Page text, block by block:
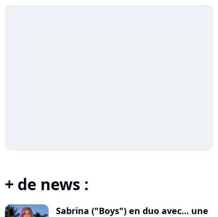
+ de news :
Sabrina ("Boys") en duo avec... une